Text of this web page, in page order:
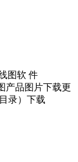
图软 件
产品图片下载更
录）下载